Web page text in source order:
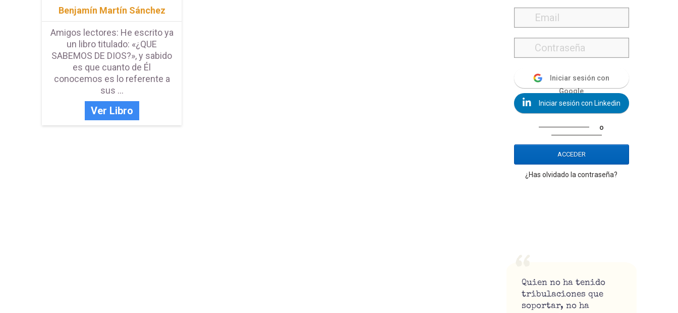
Benjamín Martín Sánchez
Amigos lectores: He escrito ya
un libro titulado: «¿QUE
SABEMOS DE DIOS?», y sabido
es que cuanto de Él
conocemos es lo referente a
sus ...
Ver Libro
Iniciar sesión con
Google
Iniciar sesión con Linkedin
o
ACCEDER
¿Has olvidado la contraseña?
Quien no ha tenido
tribulaciones que
soportar, no ha